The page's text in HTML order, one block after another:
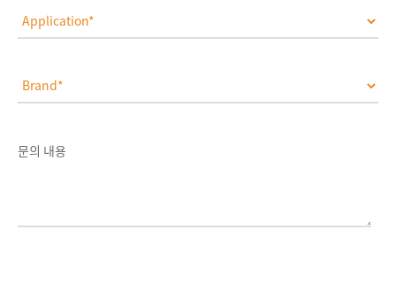
문의 내용